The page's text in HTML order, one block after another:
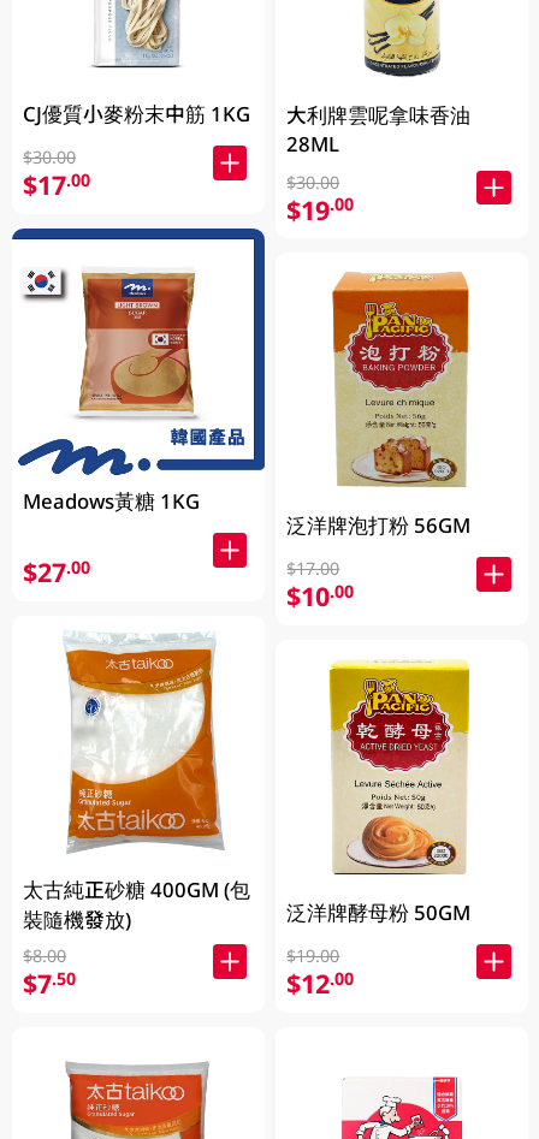
CJ優質小麥粉末中筋 1KG
$30.00
$17.00
Meadows黃糖 1KG
$27.00
太古純正砂糖 400GM (包
裝隨機發放)
$8.00
$7.50
大利牌雲呢拿味香油
28ML
$30.00
$19.00
泛洋牌泡打粉 56GM
$17.00
$10.00
泛洋牌酵母粉 50GM
$19.00
$12.00